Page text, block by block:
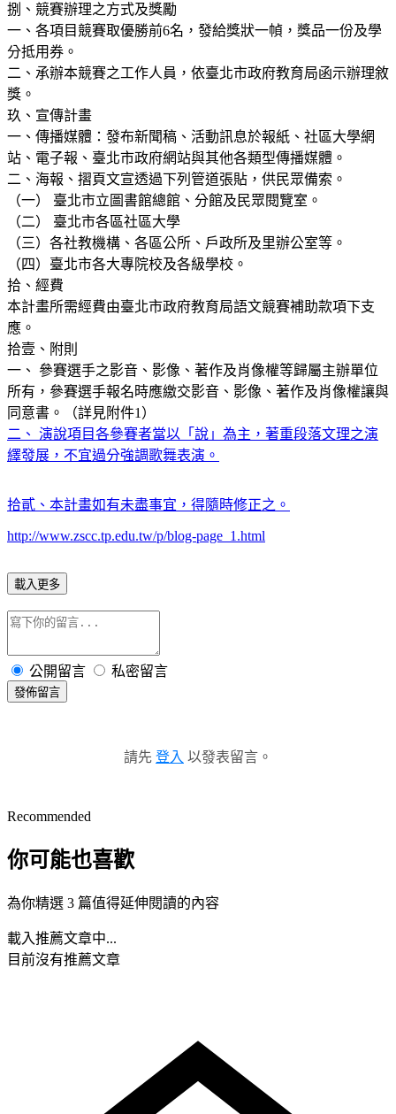
捌、競賽辦理之方式及獎勵
一、各項目競賽取優勝前6名，發給獎狀一幀，獎品一份及學
分抵用券。
二、承辦本競賽之工作人員，依臺北市政府教育局函示辦理敘
獎。
玖、宣傳計畫
一、傳播媒體：發布新聞稿、活動訊息於報紙、社區大學網
站、電子報、臺北市政府網站與其他各類型傳播媒體。
二、海報、摺頁文宣透過下列管道張貼，供民眾備索。
（一） 臺北市立圖書館總館、分館及民眾閱覽室。
（二） 臺北市各區社區大學
（三）各社教機構、各區公所、戶政所及里辦公室等。
（四）臺北市各大專院校及各級學校。
拾、經費
本計畫所需經費由臺北市政府教育局語文競賽補助款項下支
應。
拾壹、附則
一、 參賽選手之影音、影像、著作及肖像權等歸屬主辦單位
所有，參賽選手報名時應繳交影音、影像、著作及肖像權讓與
同意書。（詳見附件1）
二、 演說項目各參賽者當以「說」為主，著重段落文理之演
繹發展，不宜過分強調歌舞表演。
拾貳、本計畫如有未盡事宜，得隨時修正之。
http://www.zscc.tp.edu.tw/p/blog-page_1.html
載入更多
公開留言 私密留言
發佈留言
請先 登入 以發表留言。
Recommended
你可能也喜歡
為你精選 3 篇值得延伸閱讀的內容
載入推薦文章中...
目前沒有推薦文章